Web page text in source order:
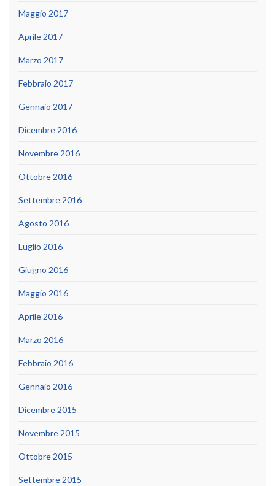
Maggio 2017
Aprile 2017
Marzo 2017
Febbraio 2017
Gennaio 2017
Dicembre 2016
Novembre 2016
Ottobre 2016
Settembre 2016
Agosto 2016
Luglio 2016
Giugno 2016
Maggio 2016
Aprile 2016
Marzo 2016
Febbraio 2016
Gennaio 2016
Dicembre 2015
Novembre 2015
Ottobre 2015
Settembre 2015